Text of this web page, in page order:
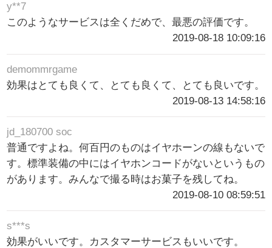
y**7
このようなサービスは全くだめで、最悪の評価です。
2019-08-18 10:09:16
demommrgame
効果はとても良くて、とても良くて、とても良いです。
2019-08-13 14:58:16
jd_180700 soc
普通ですよね。何百円のものはイヤホーンの線もないで
す。標準装備の中にはイヤホンコードがないというもの
があります。みんなで撮る時はお菓子を残してね。
2019-08-10 08:59:51
s***s
効果がいいです。カスタマーサービスもいいです。